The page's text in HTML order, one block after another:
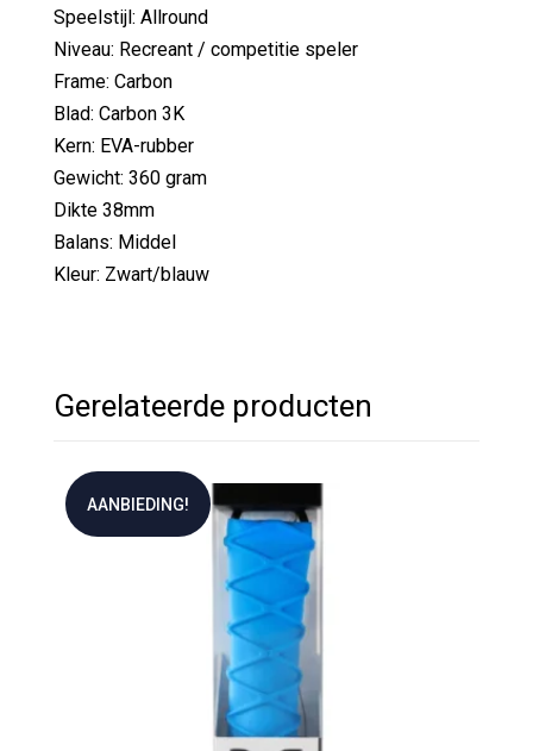
Speelstijl: Allround
Niveau: Recreant / competitie speler
Frame: Carbon
Blad: Carbon 3K
Kern: EVA-rubber
Gewicht: 360 gram
Dikte 38mm
Balans: Middel
Kleur: Zwart/blauw
Gerelateerde producten
AANBIEDING!